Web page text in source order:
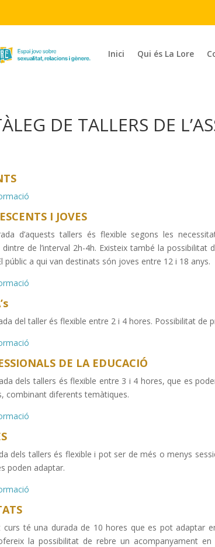
Inici Qui és La Lore
DE TALLERS DE
I JOVES
d’aquests tallers és flexible segons les
dintre de l’interval 2h-4h. Existeix també la
públic a qui van destinats són joves entre 12 i 18 anys.
del taller és flexible entre 2 i 4 hores. Possibilitat de
DE LA EDUCACIÓ
dels tallers és flexible entre 3 i 4 hores, que es
combinant diferents temàtiques.
dels tallers és flexible i pot ser de més o menys
poden adaptar.
curs té una durada de 10 hores que es pot adaptar
la possibilitat de rebre un acompanyament